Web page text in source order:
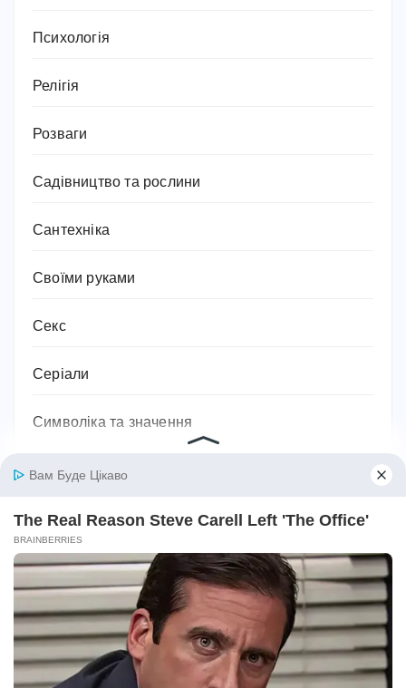
Психологія
Релігія
Розваги
Садівництво та рослини
Сантехніка
Своїми руками
Секс
Серіали
Символіка та значення
Сім'я
Соки
Соціальний захист та соціальна підтримка
Спорт
Спортивне харчування